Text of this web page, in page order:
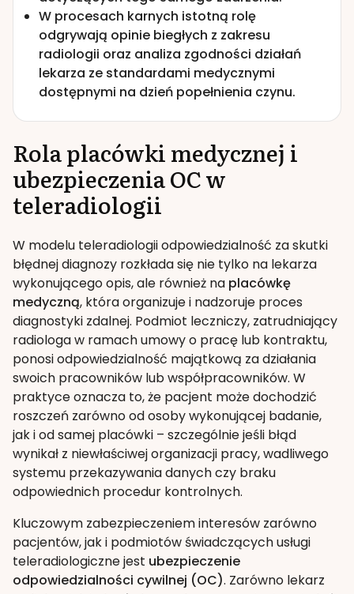
W procesach karnych istotną rolę
odgrywają opinie biegłych z zakresu
radiologii oraz analiza zgodności działań
lekarza ze standardami medycznymi
dostępnymi na dzień popełnienia czynu.
Rola placówki medycznej i
ubezpieczenia OC w
teleradiologii
W modelu teleradiologii odpowiedzialność za skutki
błędnej diagnozy rozkłada się nie tylko na lekarza
wykonującego opis, ale również na placówkę
medyczną, która organizuje i nadzoruje proces
diagnostyki zdalnej. Podmiot leczniczy, zatrudniający
radiologa w ramach umowy o pracę lub kontraktu,
ponosi odpowiedzialność majątkową za działania
swoich pracowników lub współpracowników. W
praktyce oznacza to, że pacjent może dochodzić
roszczeń zarówno od osoby wykonującej badanie,
jak i od samej placówki – szczególnie jeśli błąd
wynikał z niewłaściwej organizacji pracy, wadliwego
systemu przekazywania danych czy braku
odpowiednich procedur kontrolnych.
Kluczowym zabezpieczeniem interesów zarówno
pacjentów, jak i podmiotów świadczących usługi
teleradiologiczne jest ubezpieczenie
odpowiedzialności cywilnej (OC). Zarówno lekarz